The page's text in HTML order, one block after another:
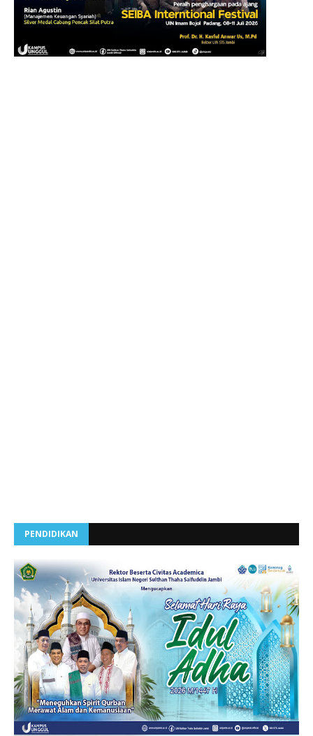
PENDIDIKAN